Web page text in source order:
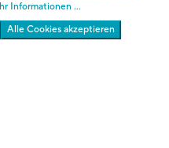
Informationen ...
Alle Cookies akzeptieren